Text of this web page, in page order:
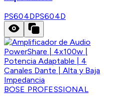
PS604DPS604D
BOSE PROFESSIONAL